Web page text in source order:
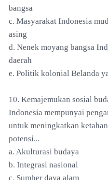
bangsa
c. Masyarakat Indonesia
asing
d. Nenek moyang bangsa
daerah
e. Politik kolonial Belanda
10. Kemajemukan sosial
Indonesia mempunyai
untuk meningkatkan
potensi...
a. Akulturasi budaya
b. Integrasi nasional
c. Sumber daya alam